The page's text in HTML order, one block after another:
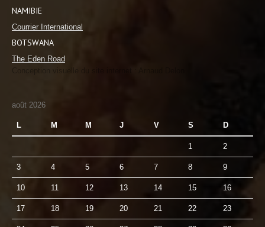
NAMIBIE
Courrier International
BOTSWANA
The Eden Road
août 2026
L M M J V S D
1 2
3 4 5 6 7 8 9
10 11 12 13 14 15 16
17 18 19 20 21 22 23